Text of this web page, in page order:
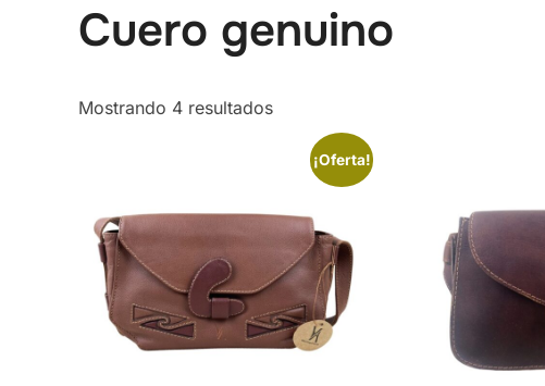
Cuero genuino
Mostrando 4 resultadosOrdenado
¡Oferta!